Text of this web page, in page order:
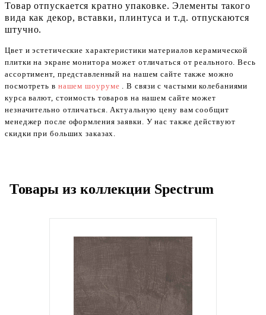
Товар отпускается кратно упаковке. Элементы такого
вида как декор, вставки, плинтуса и т.д. отпускаются
штучно.
Цвет и эстетические характеристики материалов керамической
плитки на экране монитора может отличаться от реального. Весь
ассортимент, представленный на нашем сайте также можно
посмотреть в нашем шоуруме . В связи с частыми колебаниями
курса валют, стоимость товаров на нашем сайте может
незначительно отличаться. Актуальную цену вам сообщит
менеджер после оформления заявки. У нас также действуют
скидки при больших заказах.
Товары из коллекции Spectrum